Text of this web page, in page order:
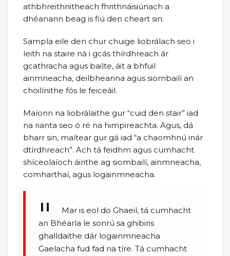
athbhreithnitheach fhrithnáisiúnach a
dhéanann beag is fiú den cheart sin.
Sampla eile den chur chuige liobrálach seo i
leith na staire ná i gcás thírdhreach ár
gcathracha agus bailte, áit a bhfuil
ainmneacha, deilbheanna agus siombailí an
choilínithe fós le feiceáil.
Maíonn na liobrálaithe gur “cuid den stair” iad
na rianta seo ó ré na himpireachta. Agus, dá
bharr sin, maítear gur gá iad “a chaomhnú inár
dtírdhreach”. Ach tá feidhm agus cumhacht
shíceolaíoch áirithe ag siombailí, ainmneacha,
comharthaí, agus logainmneacha.
Mar is eol do Ghaeil, tá cumhacht
an Bhéarla le sonrú sa ghibiris
ghalldaithe dár logainmneacha
Gaelacha fud fad na tíre. Tá cumhacht